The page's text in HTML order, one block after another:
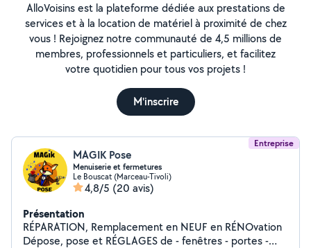
AlloVoisins est la plateforme dédiée aux prestations de
services et à la location de matériel à proximité de chez
vous ! Rejoignez notre communauté de 4,5 millions de
membres, professionnels et particuliers, et facilitez
votre quotidien pour tous vos projets !
M'inscrire
Entreprise
MAGIK Pose
Menuiserie et fermetures
Le Bouscat (Marceau-Tivoli)
4,8/5 (20 avis)
Présentation
RÉPARATION, Remplacement en NEUF en RÉNOvation
Dépose, pose et RÉGLAGES de - fenêtres - portes -